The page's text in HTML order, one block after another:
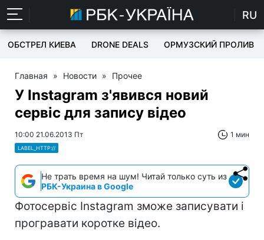
RU
ОБСТРЕЛ КИЕВА DRONE DEALS ОРМУЗСКИЙ ПРОЛИВ
Главная » Новости » Прочее
У Instagram з'явився новий
сервіс для запису відео
10:00 21.06.2013 Пт 1 мин
LABEL_HTTP://
Не трать время на шум! Читай только суть из
РБК-Украина в Google
Фотосервіс Instagram зможе записувати і
програвати коротке відео.